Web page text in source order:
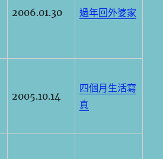
2006.01.30 過年回外婆家
2005.10.14
四個月生活寫
真